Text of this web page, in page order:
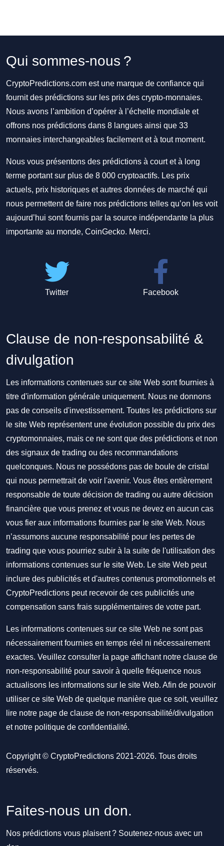
Qui sommes-nous ?
CryptoPredictions.com est une marque de confiance qui
fournit des prédictions sur les prix des crypto-monnaies.
Nous avons l’ambition d’opérer à l’échelle mondiale et
offrons nos prédictions dans 8 langues ainsi que 33
monnaies interchangeables facilement et à tout moment.
Nous vous présentons des prédictions à court et à long
terme portant sur plus de 8 000 cryptoactifs. Les prix
actuels, prix historiques et autres données de marché qui
nous permettent de faire nos prédictions telles qu’on les voit
aujourd’hui sont fournis par la source indépendante la plus
importante au monde, CoinGecko. Merci.
Twitter Facebook
Clause de non-responsabilité &
divulgation
Les informations contenues sur ce site Web sont fournies à
titre d'information générale uniquement. Nous ne donnons
pas de conseils d'investissement. Toutes les prédictions sur
le site Web représentent une évolution possible du prix des
cryptomonnaies, mais ce ne sont que des prédictions et non
des signaux de trading ou des recommandations
quelconques. Nous ne possédons pas de boule de cristal
qui nous permettrait de voir l'avenir. Vous êtes entièrement
responsable de toute décision de trading ou autre décision
financière que vous prenez et vous ne devez en aucun cas
vous fier aux informations fournies par le site Web. Nous
n’assumons aucune responsabilité pour les pertes de
trading que vous pourriez subir à la suite de l'utilisation des
informations contenues sur le site Web. Le site Web peut
inclure des publicités et d'autres contenus promotionnels et
CryptoPredictions peut recevoir de ces publicités une
compensation sans frais supplémentaires de votre part.
Les informations contenues sur ce site Web ne sont pas
nécessairement fournies en temps réel ni nécessairement
exactes. Veuillez consulter la page affichant notre clause de
non-responsabilité pour savoir à quelle fréquence nous
actualisons les informations sur le site Web. Afin de pouvoir
utiliser ce site Web de quelque manière que ce soit, veuillez
lire notre page de clause de non-responsabilité/divulgation
et notre politique de confidentialité.
Copyright © CryptoPredictions 2021-2026. Tous droits
réservés.
Faites-nous un don.
Nos prédictions vous plaisent ? Soutenez-nous avec un